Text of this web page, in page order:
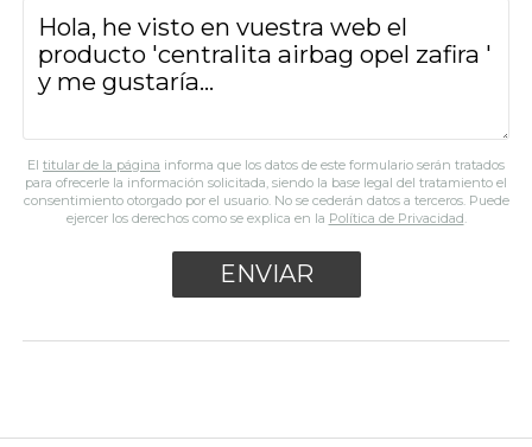
El titular de la página informa que los datos de este formulario serán tratados
para ofrecerle la información solicitada, siendo la base legal del tratamiento el
consentimiento otorgado por el usuario. No se cederán datos a terceros. Puede
ejercer los derechos como se explica en la Política de Privacidad.